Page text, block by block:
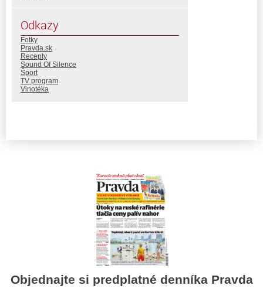
Odkazy
Fotky
Pravda.sk
Recepty
Sound Of Silence
Šport
TV program
Vinotéka
Objednajte si predplatné denníka Pravda